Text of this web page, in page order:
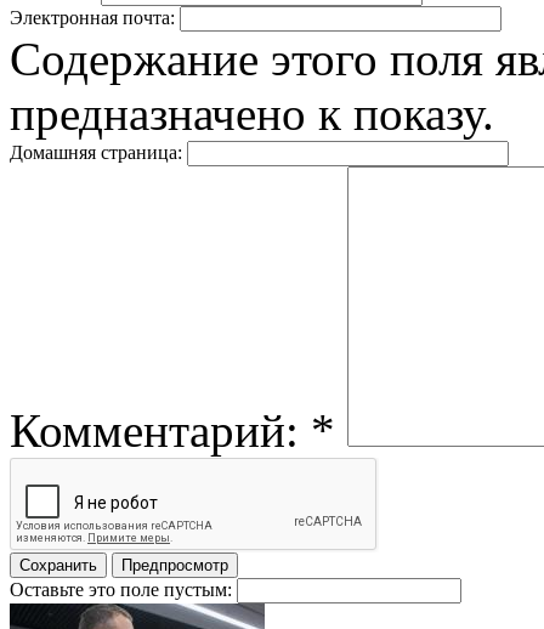
Электронная почта:
Содержание этого поля
предназначено к показу.
Домашняя страница:
Комментарий: *
Оставьте это поле пустым: